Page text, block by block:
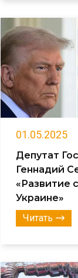
01.05.2025
Депутат
Геннадий
«Развитие
Украине»
Читать